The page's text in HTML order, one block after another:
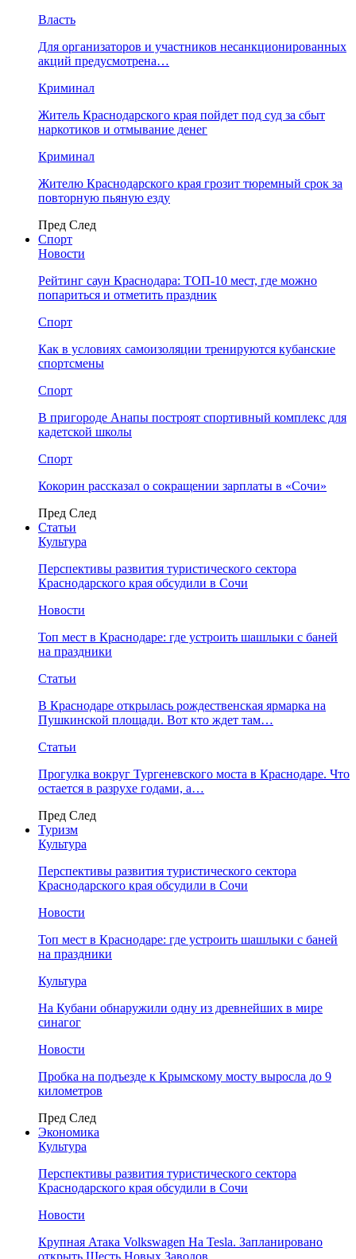
Власть
Для организаторов и участников несанкционированных
акций предусмотрена…
Криминал
Житель Краснодарского края пойдет под суд за сбыт
наркотиков и отмывание денег
Криминал
Жителю Краснодарского края грозит тюремный срок за
повторную пьяную езду
Пред След
Спорт
Новости
Рейтинг саун Краснодара: ТОП-10 мест, где можно
попариться и отметить праздник
Спорт
Как в условиях самоизоляции тренируются кубанские
спортсмены
Спорт
В пригороде Анапы построят спортивный комплекс для
кадетской школы
Спорт
Кокорин рассказал о сокращении зарплаты в «Сочи»
Пред След
Статьи
Культура
Перспективы развития туристического сектора
Краснодарского края обсудили в Сочи
Новости
Топ мест в Краснодаре: где устроить шашлыки с баней
на праздники
Статьи
В Краснодаре открылась рождественская ярмарка на
Пушкинской площади. Вот кто ждет там…
Статьи
Прогулка вокруг Тургеневского моста в Краснодаре. Что
остается в разрухе годами, а…
Пред След
Туризм
Культура
Перспективы развития туристического сектора
Краснодарского края обсудили в Сочи
Новости
Топ мест в Краснодаре: где устроить шашлыки с баней
на праздники
Культура
На Кубани обнаружили одну из древнейших в мире
синагог
Новости
Пробка на подъезде к Крымскому мосту выросла до 9
километров
Пред След
Экономика
Культура
Перспективы развития туристического сектора
Краснодарского края обсудили в Сочи
Новости
Крупная Атака Volkswagen На Tesla. Запланировано
открыть Шесть Новых Заводов